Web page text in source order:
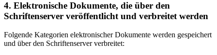
4. Elektronische Dokumente, die über den
Schriftenserver veröffentlicht und verbreitet werden
Folgende Kategorien elektronischer Dokumente werden gespeichert
und über den Schriftenserver verbreitet: